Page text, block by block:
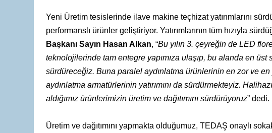
Yeni Üretim tesislerinde ilave makine teçhizat yatırımlarını
performanslı ürünler geliştiriyor. Yatırımlarının tüm hızıyla
Başkanı Sayın Hasan Alkan, “Bu yılın 3. çeyreğin de LED
teknolojilerinde tam entegre yapımıza ulaşıp, bu alanda en üst
sürdüreceğiz. Buna paralel aydınlatma ürünlerinin en zor ve
aydınlatma armatürlerinin yatırımını da sürdürmekteyiz.
aldığımız ürünlerimizin üretim ve dağıtımını sürdürüyoruz” dedi.
Üretim ve dağıtımını yapmakta olduğumuz, TEDAŞ onaylı